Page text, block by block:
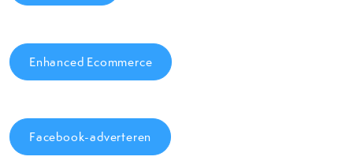
Enhanced Ecommerce
Facebook-adverteren